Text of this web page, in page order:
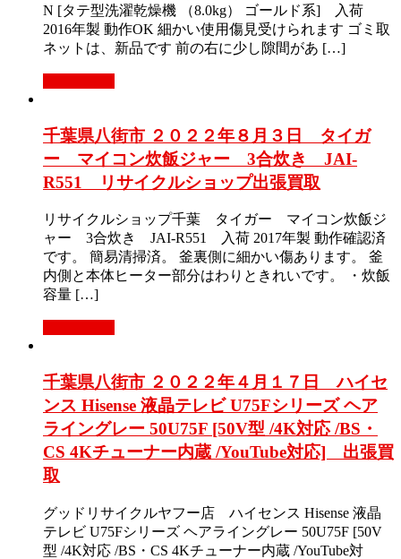
N [タテ型洗濯乾燥機 （8.0kg） ゴールド系] 入荷
2016年製 動作OK 細かい使用傷見受けられます ゴミ取
ネットは、新品です 前の右に少し隙間があ […]
千葉県八街市 ２０２２年８月３日 タイガ
ー マイコン炊飯ジャー 3合炊き JAI-
R551 リサイクルショップ出張買取
リサイクルショップ千葉 タイガー マイコン炊飯ジ
ャー 3合炊き JAI-R551 入荷 2017年製 動作確認済
です。 簡易清掃済。 釜裏側に細かい傷あります。 釜
内側と本体ヒーター部分はわりときれいです。 ・炊飯
容量 […]
千葉県八街市 ２０２２年４月１７日 ハイセ
ンス Hisense 液晶テレビ U75Fシリーズ ヘア
ライングレー 50U75F [50V型 /4K対応 /BS・
CS 4Kチューナー内蔵 /YouTube対応] 出張買
取
グッドリサイクルヤフー店 ハイセンス Hisense 液晶
テレビ U75Fシリーズ ヘアライングレー 50U75F [50V
型 /4K対応 /BS・CS 4Kチューナー内蔵 /YouTube対